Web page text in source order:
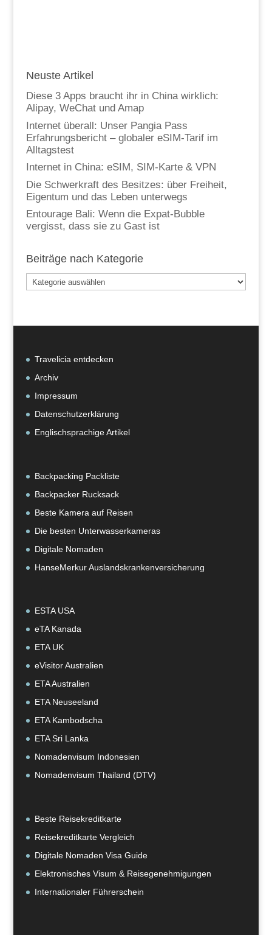
Neuste Artikel
Diese 3 Apps braucht ihr in China wirklich:
Alipay, WeChat und Amap
Internet überall: Unser Pangia Pass
Erfahrungsbericht – globaler eSIM-Tarif im
Alltagstest
Internet in China: eSIM, SIM-Karte & VPN
Die Schwerkraft des Besitzes: über Freiheit,
Eigentum und das Leben unterwegs
Entourage Bali: Wenn die Expat-Bubble
vergisst, dass sie zu Gast ist
Beiträge nach Kategorie
Beiträge
nach
Travelicia entdecken
Archiv
Impressum
Datenschutzerklärung
Englischsprachige Artikel
Backpacking Packliste
Backpacker Rucksack
Beste Kamera auf Reisen
Die besten Unterwasserkameras
Digitale Nomaden
HanseMerkur Auslandskrankenversicherung
ESTA USA
eTA Kanada
ETA UK
eVisitor Australien
ETA Australien
ETA Neuseeland
ETA Kambodscha
ETA Sri Lanka
Nomadenvisum Indonesien
Nomadenvisum Thailand (DTV)
Beste Reisekreditkarte
Reisekreditkarte Vergleich
Digitale Nomaden Visa Guide
Elektronisches Visum & Reisegenehmigungen
Internationaler Führerschein